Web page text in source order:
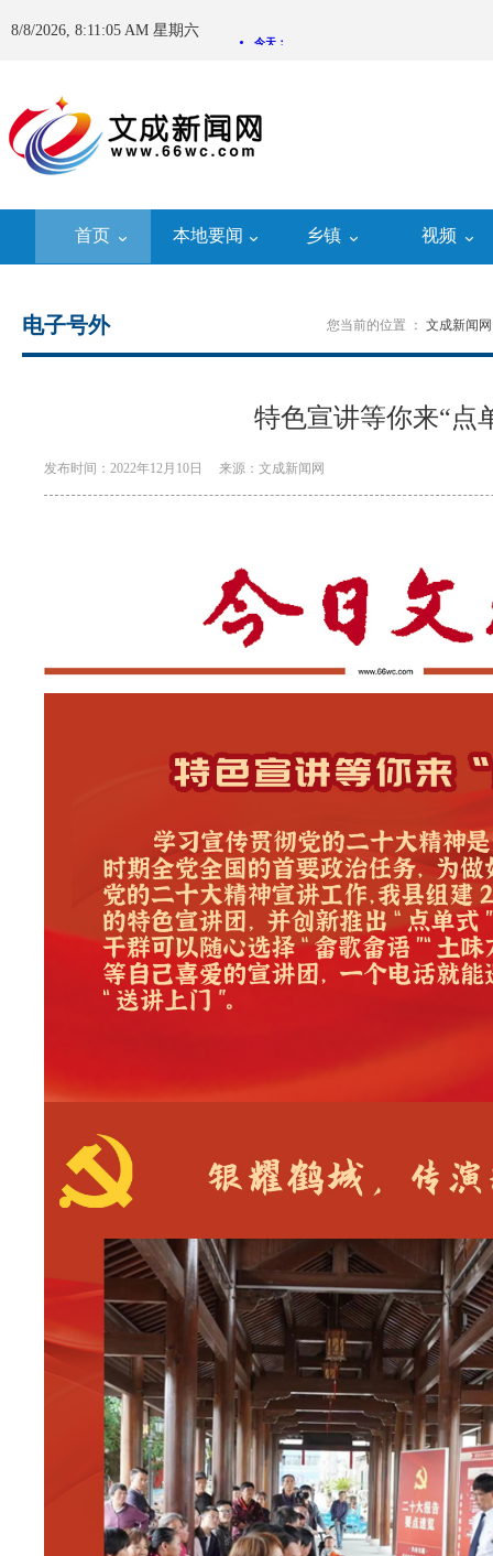
8/8/2026, 8:11:07 AM 星期六
首页 本地要闻 乡镇 视频
您当前的位置 ： 文成新闻网
电子号外
特色宣讲等你来“点
发布时间：2022年12月10日 来源：文成新闻网